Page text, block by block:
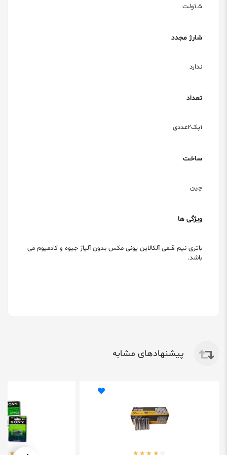
1.5ولت
شارژ مجدد
ندارد
تعداد
1پک2عددی
ساخت
چین
ویژگی ها
باتری نیم قلمی آلکالاین یونی مکس بدون آلیاژ جیوه و کادمیوم می
باشد.
پیشنهادهای مشابه